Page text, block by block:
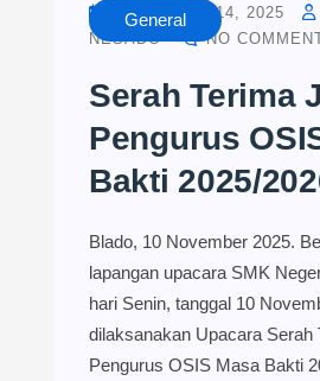
General
NOVEMBER 14, 2025
NESADO
NO
Serah Terima
Pengurus
Bakti 2025/
Blado, 10 November 2025.
lapangan upacara SMK
hari Senin, tanggal 10
dilaksanakan Upacara Serah
Pengurus OSIS Masa Bakti